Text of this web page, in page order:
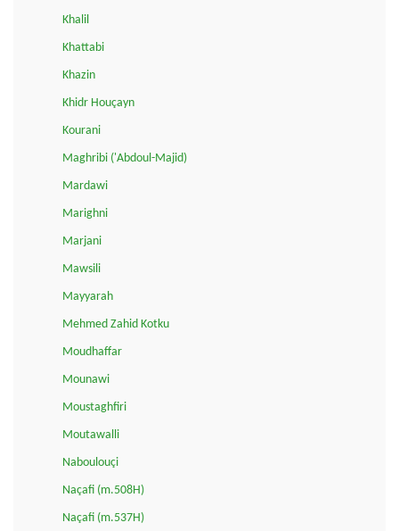
Khalil
Khattabi
Khazin
Khidr Houçayn
Kourani
Maghribi ('Abdoul-Majid)
Mardawi
Marighni
Marjani
Mawsili
Mayyarah
Mehmed Zahid Kotku
Moudhaffar
Mounawi
Moustaghfiri
Moutawalli
Naboulouçi
Naçafi (m.508H)
Naçafi (m.537H)